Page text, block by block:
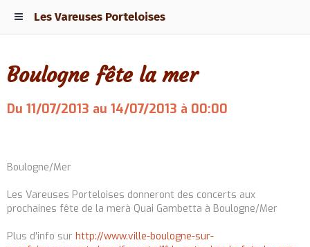
Les Vareuses Porteloises
Boulogne fête la mer
Du 11/07/2013 au 14/07/2013 à 00:00
Boulogne/Mer
Les Vareuses Porteloises donneront des concerts aux
prochaines fête de la merà Quai Gambetta à Boulogne/Mer
Plus d'info sur http://www.ville-boulogne-sur-